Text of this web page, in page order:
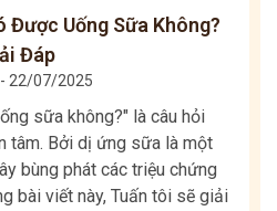
Được Uống Sữa Không?
Đáp
22/07/2025
sữa không?" là câu hỏi
tâm. Bởi dị ứng sữa là một
bùng phát các triệu chứng
bài viết này, Tuấn tôi sẽ giải